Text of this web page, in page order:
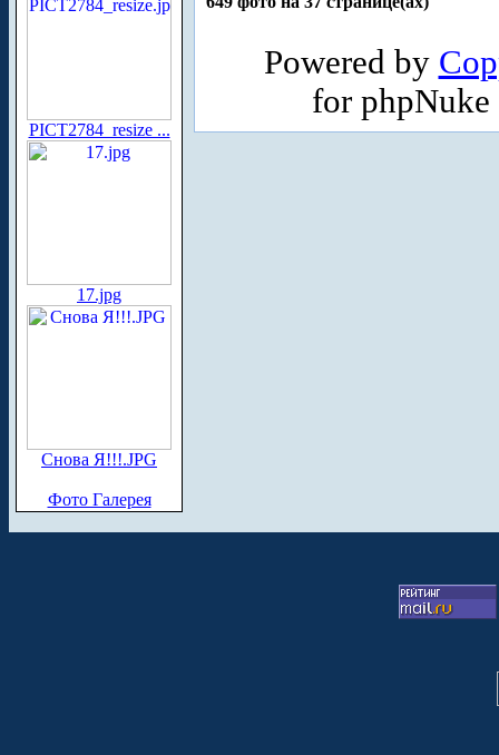
PICT2784_resize ...
17.jpg
Снова Я!!!.JPG
Фото Галерея
Powered by
for